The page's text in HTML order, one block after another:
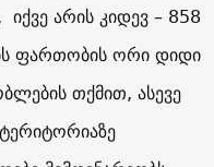
არის კიდევ – 858
ფართობის ორი დიდი
თქმით, ასევე